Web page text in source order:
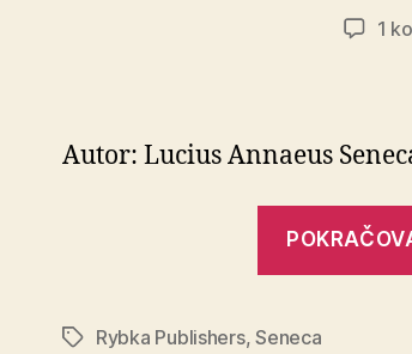
1
Autor: Lucius Annaeus
ZnačkyRybka Publishers,Seneca